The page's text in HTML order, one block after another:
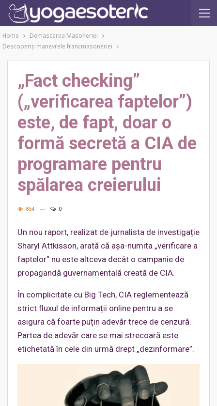
Home
Demascarea Masoneriei
Descoperiţi manevrele francmasoneriei
„Fact checking”
(„verificarea faptelor”)
este, de fapt, doar o
formă secretă a CIA de
programare pentru
spălarea creierului
854 0
Un nou raport, realizat de jurnalista de investigație
Sharyl Attkisson, arată că așa-numita „verificare a
faptelor” nu este altceva decât o campanie de
propagandă guvernamentală creată de CIA.
În complicitate cu Big Tech, CIA reglementează
strict fluxul de informații online pentru a se
asigura că foarte puțin adevăr trece de cenzură.
Partea de adevăr care se mai strecoară este
etichetată în cele din urmă drept „dezinformare”.